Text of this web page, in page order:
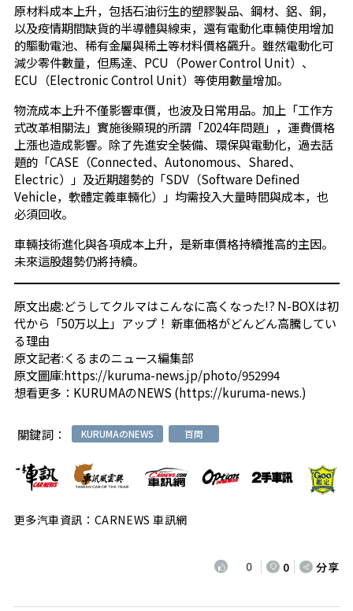
原材料成本上升，包括石油衍生的塑膠製品、鋼材、鋁、銅，
以及疫情期間缺貨的半導體與線束，還有電動化車輛使用增加
的驅動電池、稀有金屬與稀土等材料價格飆升。雖然電動化可
減少零件數量，但馬達、PCU（Power Control Unit）、
ECU（Electronic Control Unit）等使用數量增加。
物流成本上升不僅影響車價，也波及日常用品。加上「工作方
式改革相關法」實施後顯現的所謂「2024年問題」，運費價格
上漲也造成影響。除了先進安全裝備、環保與電動化，過去話
題的「CASE（Connected、Autonomous、Shared、
Electric）」及近期趨勢的「SDV（Software Defined
Vehicle，軟體定義車輛化）」均需投入大量時間與成本，也
必須回收。
車輛技術進化與各項成本上升，是新車價格持續推高的主因。
未來這股趨勢仍將持續。
原文出處:どうしてクルマはこんなに高くなった!? N-BOXは初
代から「50万以上」アップ！ 新車価格がどんどん高騰してい
る理由
原文記者:くるまのニュース編集部
原文圖庫:https://kuruma-news.jp/photo/952994
想看更多： KURUMAのNEWS (https://kuruma-news.)
關鍵詞： KURUMAのNEWS 百問
更多汽車資訊：CARNEWS 車訊網
0 0 分享